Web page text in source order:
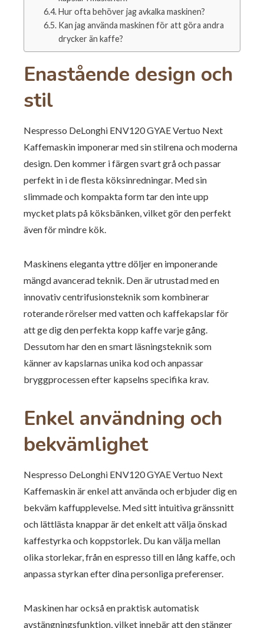
Hur ofta behöver jag avkalka maskinen?
Kan jag använda maskinen för att göra andra
drycker än kaffe?
Enastående design och
stil
Nespresso DeLonghi ENV120 GYAE Vertuo Next
Kaffemaskin imponerar med sin stilrena och moderna
design. Den kommer i färgen svart grå och passar
perfekt in i de flesta köksinredningar. Med sin
slimmade och kompakta form tar den inte upp
mycket plats på köksbänken, vilket gör den perfekt
även för mindre kök.
Maskinens eleganta yttre döljer en imponerande
mängd avancerad teknik. Den är utrustad med en
innovativ centrifusionsteknik som kombinerar
roterande rörelser med vatten och kaffekapslar för
att ge dig den perfekta kopp kaffe varje gång.
Dessutom har den en smart läsningsteknik som
känner av kapslarnas unika kod och anpassar
bryggprocessen efter kapselns specifika krav.
Enkel användning och
bekvämlighet
Nespresso DeLonghi ENV120 GYAE Vertuo Next
Kaffemaskin är enkel att använda och erbjuder dig en
bekväm kaffupplevelse. Med sitt intuitiva gränssnitt
och lättlästa knappar är det enkelt att välja önskad
kaffestyrka och koppstorlek. Du kan välja mellan
olika storlekar, från en espresso till en lång kaffe, och
anpassa styrkan efter dina personliga preferenser.
Maskinen har också en praktisk automatisk
avstängningsfunktion, vilket innebär att den stänger